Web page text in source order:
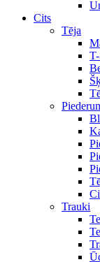
Cits
Tēja
Trauki